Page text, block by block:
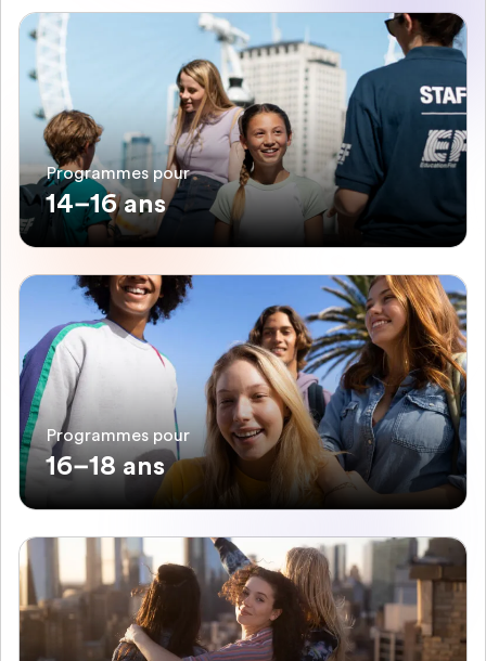
Programmes pour
14–16 ans
Programmes pour
16–18 ans